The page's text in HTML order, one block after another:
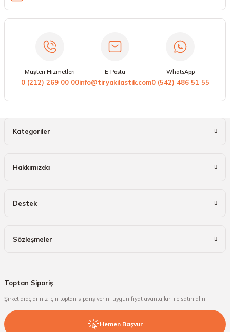
Müşteri Hizmetleri
0 (212) 269 00 00
E-Posta
info@tiryakilastik.com
WhatsApp
0 (542) 486 51 55
Kategoriler
Hakkımızda
Destek
Sözleşmeler
Toptan Sipariş
Şirket araçlarınız için toptan sipariş verin, uygun fiyat avantajları ile satın alın!
Hemen Başvur